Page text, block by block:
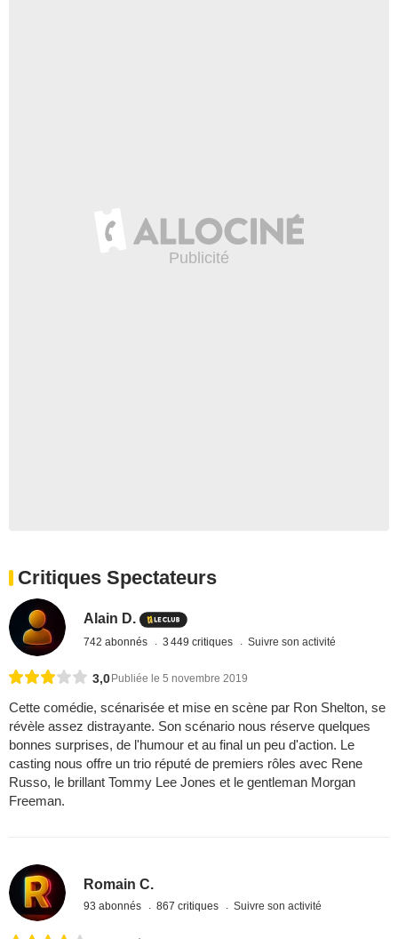
Critiques Spectateurs
Alain D.
742 abonnés 3 449 critiques Suivre son activité
3,0Publiée le 5 novembre 2019
Cette comédie, scénarisée et mise en scène par Ron Shelton, se
révèle assez distrayante. Son scénario nous réserve quelques
bonnes surprises, de l'humour et au final un peu d'action. Le
casting nous offre un trio réputé de premiers rôles avec Rene
Russo, le brillant Tommy Lee Jones et le gentleman Morgan
Freeman.
Romain C.
93 abonnés 867 critiques Suivre son activité